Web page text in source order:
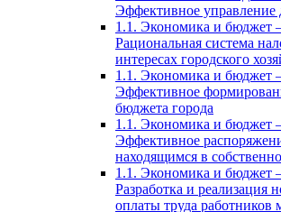
Эффективное управление
1.1. Экономика и бюджет
Рациональная система
интересах городского
1.1. Экономика и бюджет
Эффективное
бюджета города
1.1. Экономика и бюджет
Эффективное
находящимся в
1.1. Экономика и бюджет
Разработка и реализация
оплаты труда